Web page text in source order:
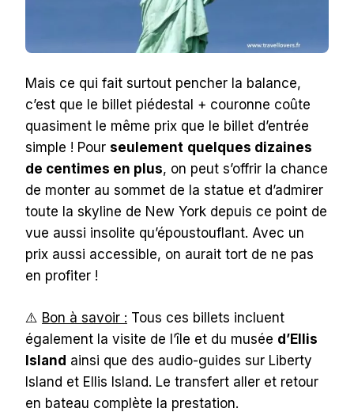
Mais ce qui fait surtout pencher la balance,
c’est que le billet piédestal + couronne coûte
quasiment le même prix que le billet d’entrée
simple ! Pour seulement quelques dizaines
de centimes en plus, on peut s’offrir la chance
de monter au sommet de la statue et d’admirer
toute la skyline de New York depuis ce point de
vue aussi insolite qu’époustouflant. Avec un
prix aussi accessible, on aurait tort de ne pas
en profiter !
⚠️ Bon à savoir : Tous ces billets incluent
également la visite de l’île et du musée d’Ellis
Island ainsi que des audio-guides sur Liberty
Island et Ellis Island. Le transfert aller et retour
en bateau complète la prestation.